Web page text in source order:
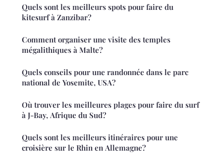
Quels sont les meilleurs spots pour faire du
kitesurf à Zanzibar?
Comment organiser une visite des temples
mégalithiques à Malte?
Quels conseils pour une randonnée dans le parc
national de Yosemite, USA?
Où trouver les meilleures plages pour faire du surf
à J-Bay, Afrique du Sud?
Quels sont les meilleurs itinéraires pour une
croisière sur le Rhin en Allemagne?